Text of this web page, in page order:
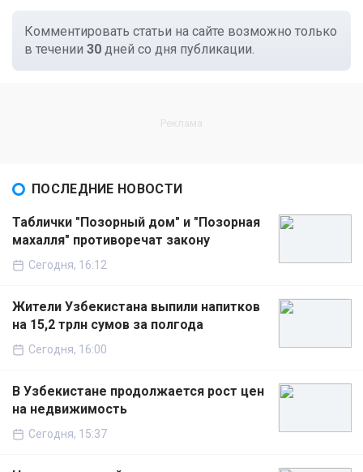
Комментировать статьи на сайте возможно только
в течении 30 дней со дня публикации.
ПОСЛЕДНИЕ НОВОСТИ
Таблички "Позорный дом" и "Позорная
махалля" противоречат закону
Сегодня, 16:12
Жители Узбекистана выпили напитков
на 15,2 трлн сумов за полгода
Сегодня, 16:00
В Узбекистане продолжается рост цен
на недвижимость
Сегодня, 15:37